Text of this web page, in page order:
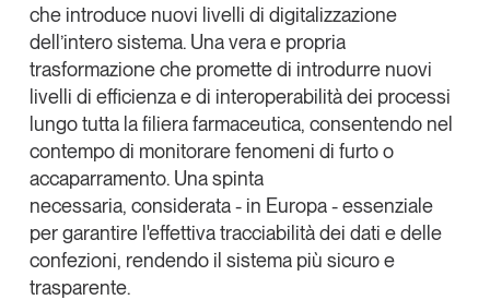
che introduce nuovi livelli di digitalizzazione
dell’intero sistema. Una vera e propria
trasformazione che promette di introdurre nuovi
livelli di efficienza e di interoperabilità dei processi
lungo tutta la filiera farmaceutica, consentendo nel
contempo di monitorare fenomeni di furto o
accaparramento. Una spinta
necessaria, considerata - in Europa - essenziale
per garantire l'effettiva tracciabilità dei dati e delle
confezioni, rendendo il sistema più sicuro e
trasparente.